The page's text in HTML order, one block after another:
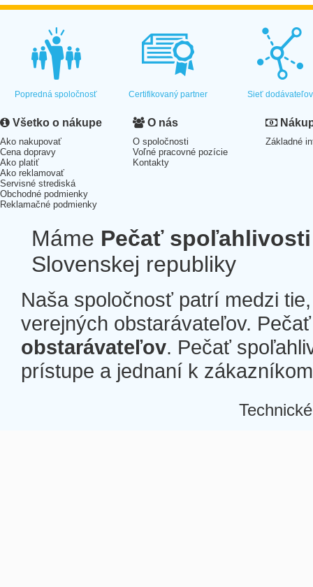
Popredná spoločnosť Certifikovaný partner Sieť dodávateľov
Všetko o nákupe
Ako nakupovať
Cena dopravy
Ako platiť
Ako reklamovať
Servisné strediská
Obchodné podmienky
Reklamačné podmienky
O nás
O spoločnosti
Voľné pracovné pozície
Kontakty
Základné
Máme Pečať spoľahlivosti
Slovenskej republiky
Naša spoločnosť patrí medzi
verejných obstarávateľov.
obstarávateľov. Pečať
prístupe a jednaní k